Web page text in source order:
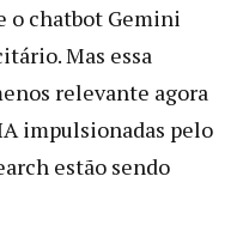
o chatbot Gemini
Mas essa
relevante agora
impulsionadas pelo
estão sendo